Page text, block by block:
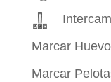
Marcar
Marcar